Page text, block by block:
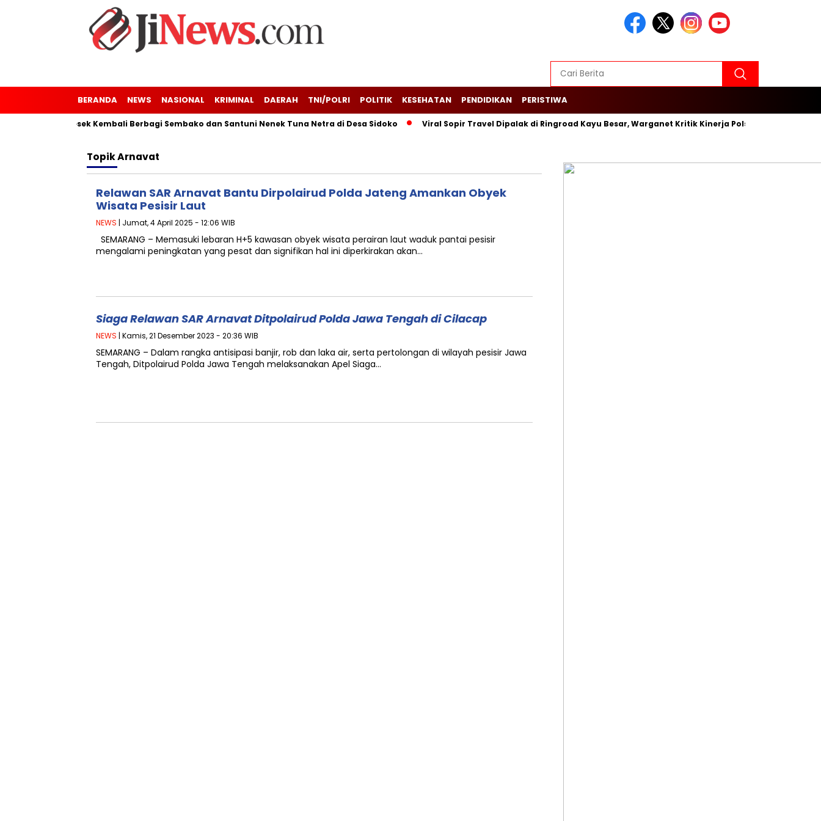
BERANDA NEWS NASIONAL KRIMINAL DAERAH TNI/POLRI POLITIK KESEHATAN PENDIDIKAN PERISTIWA
Kaler-Kresek Kembali Berbagi Sembako dan Santuni Nenek Tuna Netra di Desa Sidoko Viral Sopir Travel Dipalak di Ringroad Kayu Besar, Warganet Kritik Kinerja Polsek Cengkareng
TopikArnavat
Relawan SAR Arnavat Bantu Dirpolairud Polda Jateng Amankan Obyek
Wisata Pesisir Laut
NEWS | Jumat, 4 April 2025 - 12:06 WIB
SEMARANG – Memasuki lebaran H+5 kawasan obyek wisata perairan laut waduk pantai pesisir
mengalami peningkatan yang pesat dan signifikan hal ini diperkirakan akan…
Siaga Relawan SAR Arnavat Ditpolairud Polda Jawa Tengah di Cilacap
NEWS | Kamis, 21 Desember 2023 - 20:36 WIB
SEMARANG – Dalam rangka antisipasi banjir, rob dan laka air, serta pertolongan di wilayah pesisir Jawa
Tengah, Ditpolairud Polda Jawa Tengah melaksanakan Apel Siaga…